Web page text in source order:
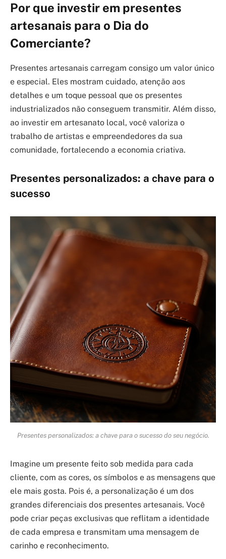
Por que investir em presentes
artesanais para o Dia do
Comerciante?
Presentes artesanais carregam consigo um valor único
e especial. Eles mostram cuidado, atenção aos
detalhes e um toque pessoal que os presentes
industrializados não conseguem transmitir. Além disso,
ao investir em artesanato local, você valoriza o
trabalho de artistas e empreendedores da sua
comunidade, fortalecendo a economia criativa.
Presentes personalizados: a chave para o
sucesso
Presentes personalizados: a chave para o sucesso do seu negócio.
Imagine um presente feito sob medida para cada
cliente, com as cores, os símbolos e as mensagens que
ele mais gosta. Pois é, a personalização é um dos
grandes diferenciais dos presentes artesanais. Você
pode criar peças exclusivas que reflitam a identidade
de cada empresa e transmitam uma mensagem de
carinho e reconhecimento.